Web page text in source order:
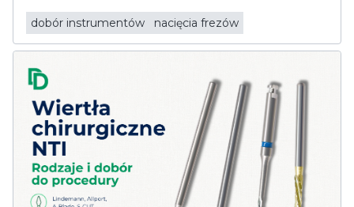
dobór instrumentów nacięcia frezów